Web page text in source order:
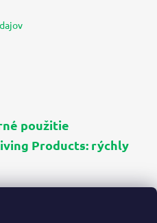
použitie
Products: rýchly